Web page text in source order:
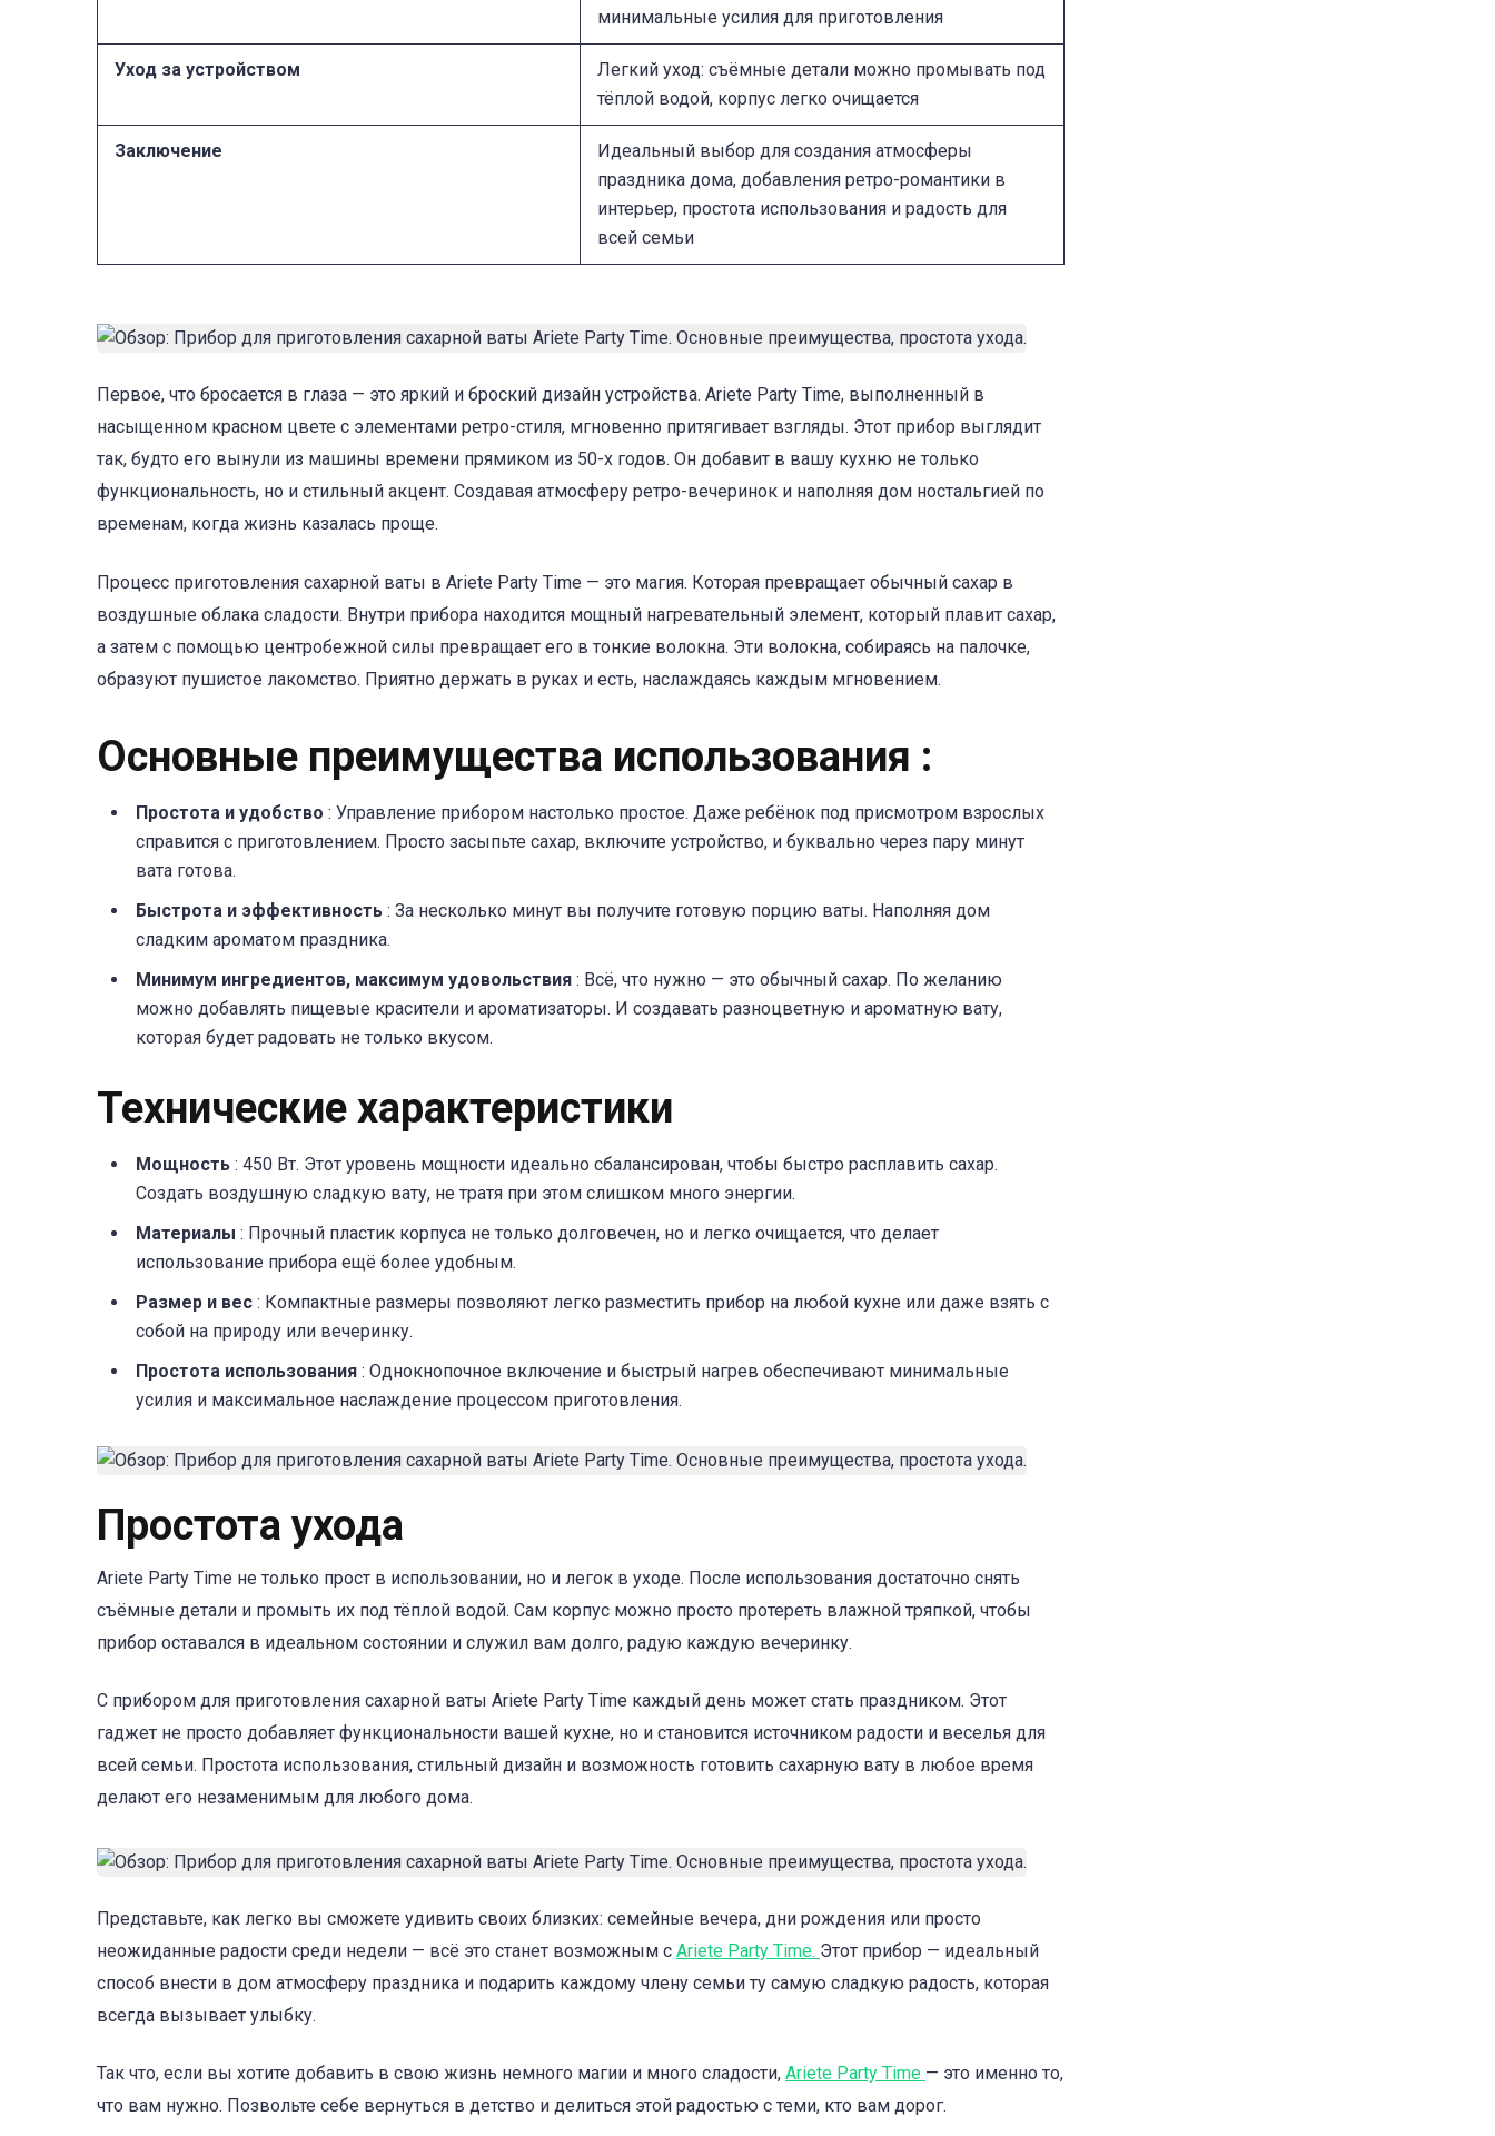
минимальные усилия для приготовления
Уход за устройством
Легкий уход: съёмные детали можно промывать под
тёплой водой, корпус легко очищается
Заключение
Идеальный выбор для создания атмосферы
праздника дома, добавления ретро-романтики в
интерьер, простота использования и радость для
всей семьи
Первое, что бросается в глаза — это яркий и броский дизайн устройства. Ariete Party Time, выполненный в
насыщенном красном цвете с элементами ретро-стиля, мгновенно притягивает взгляды. Этот прибор выглядит
так, будто его вынули из машины времени прямиком из 50-х годов. Он добавит в вашу кухню не только
функциональность, но и стильный акцент. Создавая атмосферу ретро-вечеринок и наполняя дом ностальгией по
временам, когда жизнь казалась проще.
Процесс приготовления сахарной ваты в Ariete Party Time — это магия. Которая превращает обычный сахар в
воздушные облака сладости. Внутри прибора находится мощный нагревательный элемент, который плавит сахар,
а затем с помощью центробежной силы превращает его в тонкие волокна. Эти волокна, собираясь на палочке,
образуют пушистое лакомство. Приятно держать в руках и есть, наслаждаясь каждым мгновением.
Основные преимущества использования :
Простота и удобство : Управление прибором настолько простое. Даже ребёнок под присмотром взрослых
справится с приготовлением. Просто засыпьте сахар, включите устройство, и буквально через пару минут
вата готова.
Быстрота и эффективность : За несколько минут вы получите готовую порцию ваты. Наполняя дом
сладким ароматом праздника.
Минимум ингредиентов, максимум удовольствия : Всё, что нужно — это обычный сахар. По желанию
можно добавлять пищевые красители и ароматизаторы. И создавать разноцветную и ароматную вату,
которая будет радовать не только вкусом.
Технические характеристики
Мощность : 450 Вт. Этот уровень мощности идеально сбалансирован, чтобы быстро расплавить сахар.
Создать воздушную сладкую вату, не тратя при этом слишком много энергии.
Материалы : Прочный пластик корпуса не только долговечен, но и легко очищается, что делает
использование прибора ещё более удобным.
Размер и вес : Компактные размеры позволяют легко разместить прибор на любой кухне или даже взять с
собой на природу или вечеринку.
Простота использования : Однокнопочное включение и быстрый нагрев обеспечивают минимальные
усилия и максимальное наслаждение процессом приготовления.
Простота ухода
Ariete Party Time не только прост в использовании, но и легок в уходе. После использования достаточно снять
съёмные детали и промыть их под тёплой водой. Сам корпус можно просто протереть влажной тряпкой, чтобы
прибор оставался в идеальном состоянии и служил вам долго, радую каждую вечеринку.
С прибором для приготовления сахарной ваты Ariete Party Time каждый день может стать праздником. Этот
гаджет не просто добавляет функциональности вашей кухне, но и становится источником радости и веселья для
всей семьи. Простота использования, стильный дизайн и возможность готовить сахарную вату в любое время
делают его незаменимым для любого дома.
Представьте, как легко вы сможете удивить своих близких: семейные вечера, дни рождения или просто
неожиданные радости среди недели — всё это станет возможным с Ariete Party Time. Этот прибор — идеальный
способ внести в дом атмосферу праздника и подарить каждому члену семьи ту самую сладкую радость, которая
всегда вызывает улыбку.
Так что, если вы хотите добавить в свою жизнь немного магии и много сладости, Ariete Party Time — это именно то,
что вам нужно. Позвольте себе вернуться в детство и делиться этой радостью с теми, кто вам дорог.